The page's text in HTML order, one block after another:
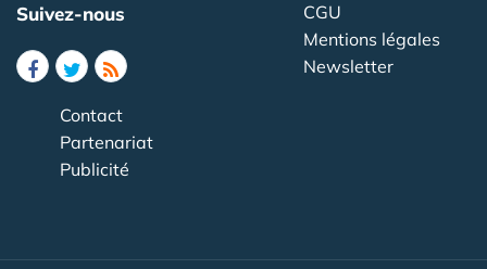
Suivez-nous
CGU
Mentions légales
Newsletter
Contact
Partenariat
Publicité